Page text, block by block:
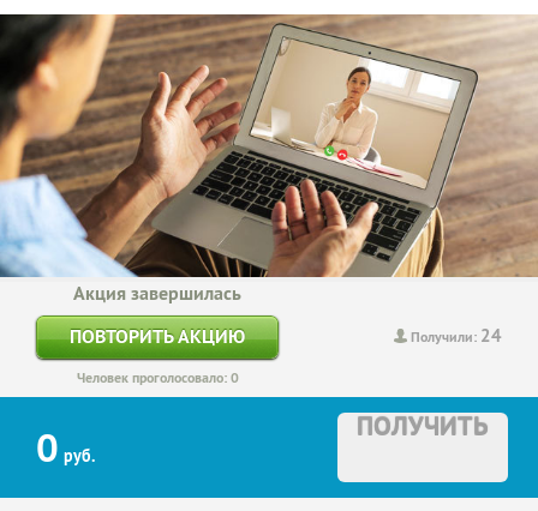
Получили: 24
Акция завершилась
ПОВТОРИТЬ АКЦИЮ
Человек проголосовало: 0
0 руб.
ПОЛУЧИТЬ